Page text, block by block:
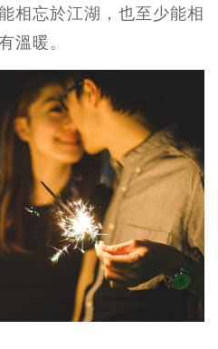
相忘於江湖，也至少能相
溫暖。